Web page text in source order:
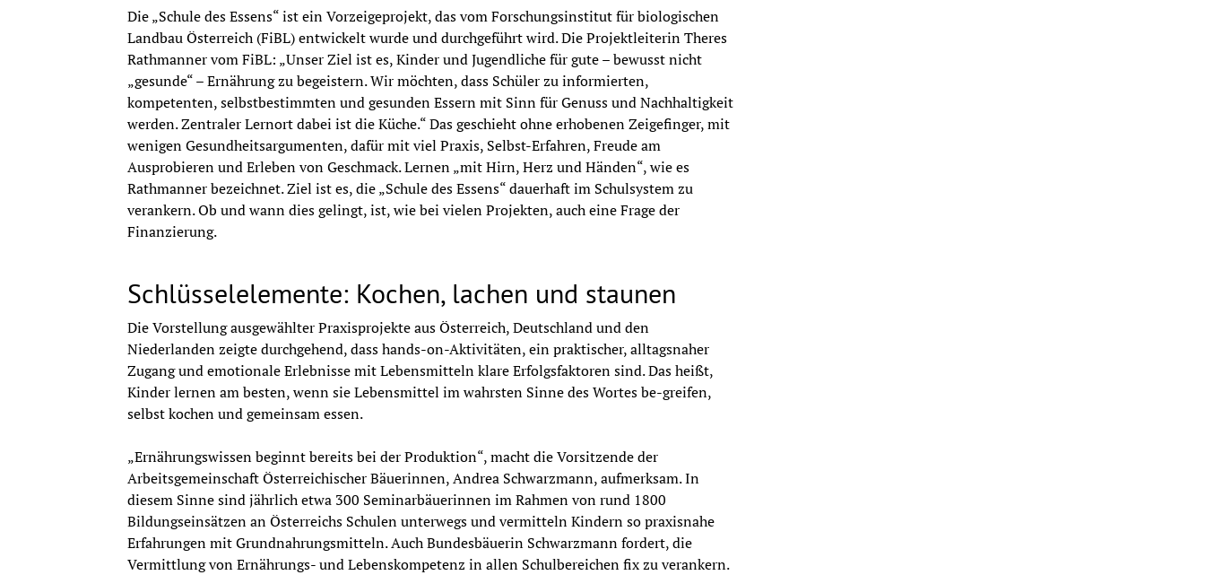
Ammenien Haveman-Nies, University of Wageningen, Netherlands
14.45-15.05 Uhr Kaffeepause
Deine Birne rettet die Welt! Klima-Kochwerkstatt für jugendliche SchülerInnen
Claudia Ertl-Huemer, GMS Gourmet GmbH, Wien
KiCo und Lecker tafeln
16.00-16.30 Uhr Podiumsdiskussion: Zwischen Theorie und Praxis
Gäste: Alexander Biach (Hauptverband der Sozialversicherungsträger), Kurt Nekula
(Bundesministerium für Bildung), Andrea Gerstenberger (Kirchliche PH Wien/Krems), Karin
Schindler (Bundesministerium für Gesundheit), Taliman E. Sluga (Kulturmanager und
Buchautor)
ab 16.30 Uhr Schlussworte, danach get together
Die „Schule des Essens“ ist ein Vorzeigeprojekt, das vom Forschungsinstitut für biologischen
Landbau Österreich (FiBL) entwickelt wurde und durchgeführt wird. Die Projektleiterin Theres
Rathmanner vom FiBL: „Unser Ziel ist es, Kinder und Jugendliche für gute – bewusst nicht
„gesunde“ – Ernährung zu begeistern. Wir möchten, dass Schüler zu informierten,
kompetenten, selbstbestimmten und gesunden Essern mit Sinn für Genuss und Nachhaltigkeit
werden. Zentraler Lernort dabei ist die Küche.“ Das geschieht ohne erhobenen Zeigefinger, mit
wenigen Gesundheitsargumenten, dafür mit viel Praxis, Selbst-Erfahren, Freude am
Ausprobieren und Erleben von Geschmack. Lernen „mit Hirn, Herz und Händen“, wie es
Rathmanner bezeichnet. Ziel ist es, die „Schule des Essens“ dauerhaft im Schulsystem zu
verankern. Ob und wann dies gelingt, ist, wie bei vielen Projekten, auch eine Frage der
Finanzierung.
Schlüsselelemente: Kochen, lachen und staunen
Die Vorstellung ausgewählter Praxisprojekte aus Österreich, Deutschland und den
Niederlanden zeigte durchgehend, dass hands-on-Aktivitäten, ein praktischer, alltagsnaher
Zugang und emotionale Erlebnisse mit Lebensmitteln klare Erfolgsfaktoren sind. Das heißt,
Kinder lernen am besten, wenn sie Lebensmittel im wahrsten Sinne des Wortes be-greifen,
selbst kochen und gemeinsam essen.
„Ernährungswissen beginnt bereits bei der Produktion“, macht die Vorsitzende der
Arbeitsgemeinschaft Österreichischer Bäuerinnen, Andrea Schwarzmann, aufmerksam. In
diesem Sinne sind jährlich etwa 300 Seminarbäuerinnen im Rahmen von rund 1800
Bildungseinsätzen an Österreichs Schulen unterwegs und vermitteln Kindern so praxisnahe
Erfahrungen mit Grundnahrungsmitteln. Auch Bundesbäuerin Schwarzmann fordert, die
Vermittlung von Ernährungs- und Lebenskompetenz in allen Schulbereichen fix zu verankern.